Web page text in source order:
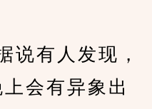
有人发现，
会有异象出